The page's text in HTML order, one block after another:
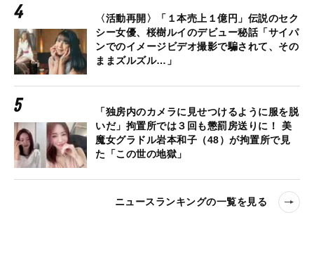
〈活動再開〉「１本売上１億円」伝説のセク
シー女優、桜樹ルイのデビュー秘話「サイパ
ンでのイメージビデオ撮影で騙されて、その
ままズルズル…」
「独房内のカメラに見せつけるように服を脱
いだ」拘置所では３回も懲罰房送りに！ 美
魔女グラドル岩本和子（48）が拘置所で見
た「この世の地獄」
ニュースランキングの一覧を見る